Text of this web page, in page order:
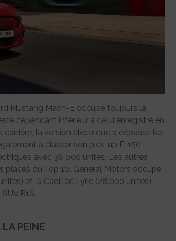
Mustang Mach-E occupe toujours la
cependant inférieur à celui enregistré en
la version électrique a dépassé les
à classer son pick-up F-150
avec 38 000 unités. Les autres
places du Top 10. General Motors occupe
et la Cadillac Lyric (28.000 unités).
R1S.
PEINE